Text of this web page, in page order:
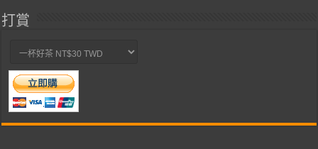
打賞